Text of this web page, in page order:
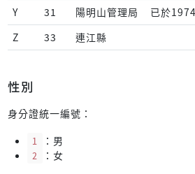
Y
31 陽明山管理局
已於
Z
33 連江縣
性別
身分證統一編號：
1
：男
2
：女